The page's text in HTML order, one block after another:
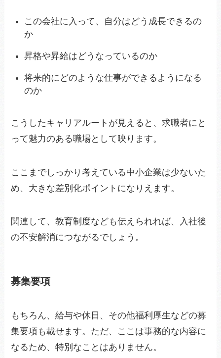
この会社に入って、自分はどう成長できるの
か
昇格や昇給はどうなっているのか
将来的にどのような仕事ができるようになる
のか
こうしたキャリアルートが見えると、求職者にと
って魅力のある職場として映ります。
ここまでしっかり考えている中小企業は少ないた
め、大きな差別化ポイントになりえます。
関連して、教育制度なども伝えられれば、入社後
の不安解消につながるでしょう。
募集要項
もちろん、給与や休日、その他福利厚生などの募
集要項も載せます。ただ、ここは事務的な内容に
なるため、特別なことはありません。